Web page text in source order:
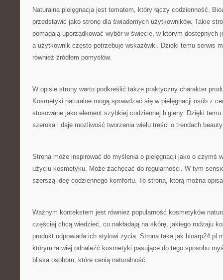
Naturalna pielęgnacja jest tematem, który łączy codzienność.
przedstawić jako stronę dla świadomych użytkowników. Takie
pomagają uporządkować wybór w świecie, w którym dostępnych
a użytkownik często potrzebuje wskazówki. Dzięki temu serwis
również źródłem pomysłów.
W opisie strony warto podkreślić także praktyczny charakter
Kosmetyki naturalne mogą sprawdzać się w pielęgnacji osób z
stosowane jako element szybkiej codziennej higieny. Dzięki
szeroka i daje możliwość tworzenia wielu treści o trendach
Strona może inspirować do myślenia o pielęgnacji jako o czymś
użyciu kosmetyku. Może zachęcać do regularności. W tym
szerszą ideę codziennego komfortu. To strona, którą można
Ważnym kontekstem jest również popularność kosmetyków
częściej chcą wiedzieć, co nakładają na skórę, jakiego rodzaju
produkt odpowiada ich stylowi życia. Strona taka jak bioarp24.pl
którym łatwiej odnaleźć kosmetyki pasujące do tego sposobu
bliska osobom, które cenią naturalność.